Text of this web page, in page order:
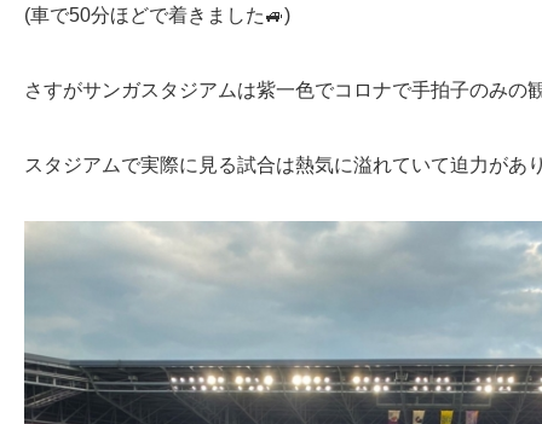
(車で50分ほどで着きました🚙)
さすがサンガスタジアムは紫一色でコロナで手拍子のみの
スタジアムで実際に見る試合は熱気に溢れていて迫力があ